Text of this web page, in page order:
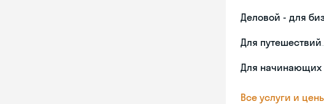
Деловой - для
Для путешествий
Для
Все услуги и